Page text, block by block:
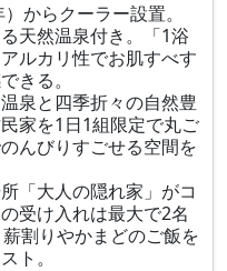
からクーラー設置。
天然温泉付き。「1浴
ルカリ性でお肌すべす
きる。
泉と四季折々の自然豊
家を1日1組限定で丸ご
んびりすごせる空間を
「大人の隠れ家」がコ
受け入れは最大で2名
割りやかまどのご飯を
ト。